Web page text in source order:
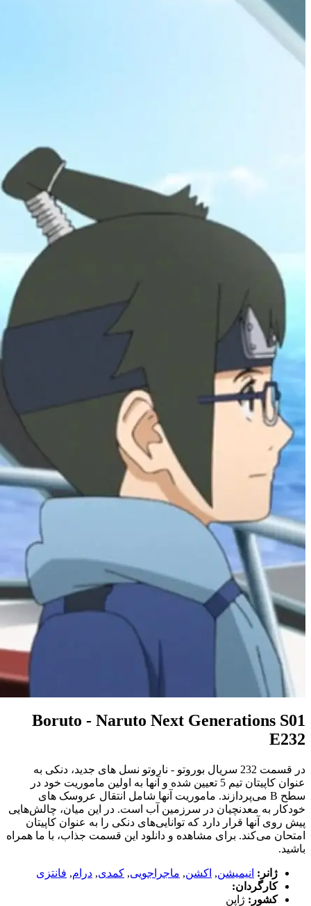
Boruto - Naruto Next Generations S01
E232
در قسمت 232 سریال بوروتو - ناروتو نسل های جدید، دنکی به
عنوان کاپیتان تیم 5 تعیین شده و آنها به اولین ماموریت خود در
سطح B می‌پردازند. ماموریت آنها شامل انتقال عروسک های
خودکار به معدنچیان در سرزمین آب است. در این میان، چالش‌هایی
پیش روی آنها قرار دارد که توانایی‌های دنکی را به عنوان کاپیتان
امتحان می‌کند. برای مشاهده و دانلود این قسمت جذاب، با ما همراه
باشید.
ژانر: انیمیشن, اکشن, ماجراجویی, کمدی, درام, فانتزی
کارگردان:
کشور: ژاپن